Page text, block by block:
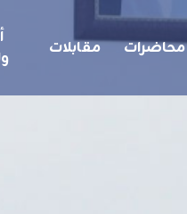
محاضرات مقابلات